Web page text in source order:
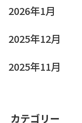
2026年1月
2025年12月
2025年11月
カテゴリー